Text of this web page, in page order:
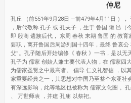
仲尼
孔丘 （前551年9月28日 —前479年4月11日 ），
，后代敬称 孔子 或 孔夫子 ，生于 鲁国 陬 邑（
即 殷商 遗族后代， 东周 春秋 末期 鲁国 的 教
要职，离开鲁国后周游列国十四年，最终 鲁哀
父”。孔子随后开始编修《 春秋 》一书，是以无
孔子为 儒家 创始人兼主要代表人物，在 儒家四
为儒家圣贤之中最高者。 倡导 仁义礼智信 ，以
家重要经典之一，其思想对中国乃至整个东亚社
有深远影响，此等地区也被称为 儒家文化圈 。
、 万世师表 ，并建 孔庙 以祭祀。